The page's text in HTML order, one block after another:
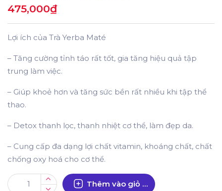
475,000₫
Lợi ích của Trà Yerba Maté
– Tăng cường tỉnh táo rất tốt, gia tăng hiệu quả tập
trung làm việc.
– Giúp khoẻ hơn và tăng sức bền rất nhiều khi tập thể
thao.
– Detox thanh lọc, thanh nhiệt cơ thể, làm đẹp da.
– Cung cấp đa dạng lợi chất vitamin, khoáng chất, chất
chống oxy hoá cho cơ thể.
Thêm vào giỏ hàng